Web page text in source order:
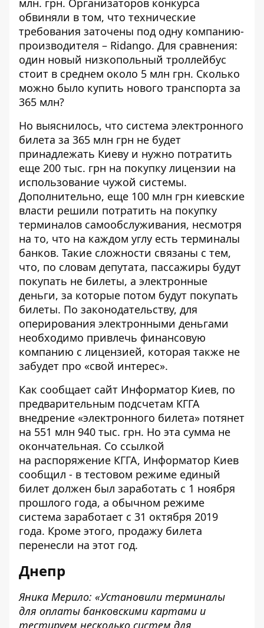
обвиняли в том, что технические
требования заточены под одну компанию-
производителя – Ridango. Для сравнения:
один новый низкопольный троллейбус
стоит в среднем около 5 млн грн. Сколько
можно было купить нового транспорта за
365 млн?
Но выяснилось, что система электронного
билета за 365 млн грн не будет
принадлежать Киеву и нужно потратить
еще 200 тыс. грн на покупку лицензии на
использование чужой системы.
Дополнительно, еще 100 млн грн киевские
власти решили потратить на покупку
терминалов самообслуживания, несмотря
на то, что на каждом углу есть терминалы
банков. Такие сложности связаны с тем,
что, по словам депутата, пассажиры будут
покупать не билеты, а электронные
деньги, за которые потом будут покупать
билеты. По законодательству, для
оперирования электронными деньгами
необходимо привлечь финансовую
компанию с лицензией, которая также не
забудет про «свой интерес».
Как сообщает сайт Информатор Киев, по
предварительным подсчетам КГГА
внедрение «электронного билета» потянет
на 551 млн 940 тыс. грн. Но эта сумма не
окончательная. Со ссылкой
на распоряжение КГГА, Информатор Киев
сообщил - в тестовом режиме единый
билет должен был заработать с 1 ноября
прошлого года, а обычном режиме
система заработает с 31 октября 2019
года. Кроме этого, продажу билета
перенесли на этот год.
Днепр
Яника Мерило: «Установили терминалы
для оплаты банковскими картами и
тестируем несколько систем для